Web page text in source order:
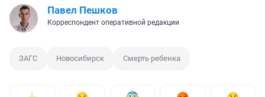
Павел Пешков
Корреспондент оперативной редакции
ЗАГС Новосибирск Смерть ребенка